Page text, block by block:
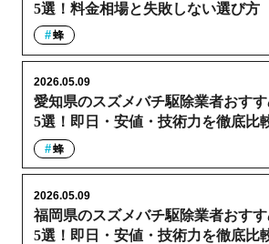
5選！料金相場と失敗しない選び方
蜂
愛知県のスズメバチ駆除業者おす
5選！即日・安値・技術力を徹底比
2026.05.09
蜂
福岡県のスズメバチ駆除業者おす
5選！即日・安値・技術力を徹底比
2026.05.09